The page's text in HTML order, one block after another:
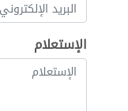
الإستعلام